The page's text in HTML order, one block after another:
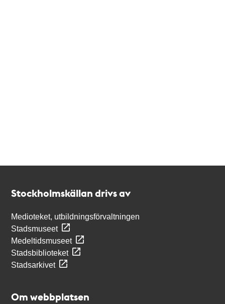
Stockholmskällan drivs av
Medioteket, utbildningsförvaltningen
Stadsmuseet
Medeltidsmuseet
Stadsbiblioteket
Stadsarkivet
Om webbplatsen